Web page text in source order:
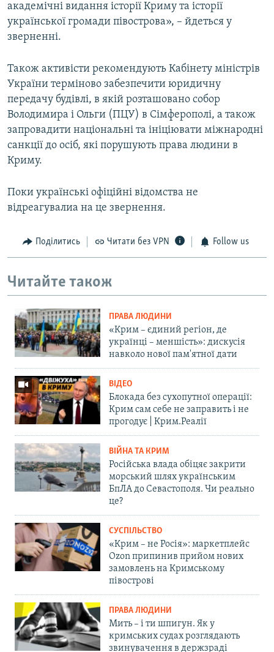
академічні видання історії Криму та історії
української громади півострова», – йдеться у
зверненні.
Також активісти рекомендують Кабінету міністрів
України терміново забезпечити юридичну
передачу будівлі, в якій розташовано собор
Володимира і Ольги (ПЦУ) в Сімферополі, а також
запровадити національні та ініціювати міжнародні
санкції до осіб, які порушують права людини в
Криму.
Поки українські офіційні відомства не
відреагувалиа на це звернення.
Поділитись Читати без VPN Follow us
Читайте також
ПРАВА ЛЮДИНИ
«Крим – єдиний регіон, де
українці – меншість»: дискусія
навколо нової пам'ятної дати
ВІДЕО
Блокада без сухопутної операції:
Крим сам себе не заправить і не
прогодує | Крим.Реалії
ВІЙНА ТА КРИМ
Російська влада обіцяє закрити
морський шлях українським
БпЛА до Севастополя. Чи реально
це?
СУСПІЛЬСТВО
«Крим – не Росія»: маркетплейс
Ozon припинив прийом нових
замовлень на Кримському
півострові
ПРАВА ЛЮДИНИ
Мить – і ти шпигун. Як у
кримських судах розглядають
звинувачення в держзраді